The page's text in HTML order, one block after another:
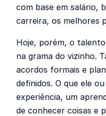
com base em salário,
carreira, os melhores
Hoje, porém, o
na grama do vizinho.
acordos formais e
definidos. O que ele
experiência, um
de conhecer coisas e